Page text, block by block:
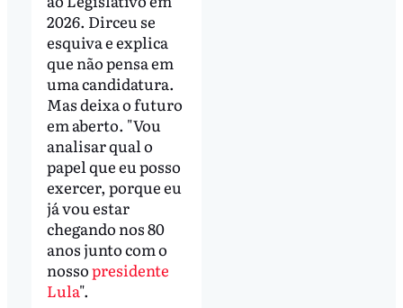
2026. Dirceu se
esquiva e explica
que não pensa em
uma candidatura.
Mas deixa o futuro
em aberto. "Vou
analisar qual o
papel que eu posso
exercer, porque eu
já vou estar
chegando nos 80
anos junto com o
nossopresidente
Lula".